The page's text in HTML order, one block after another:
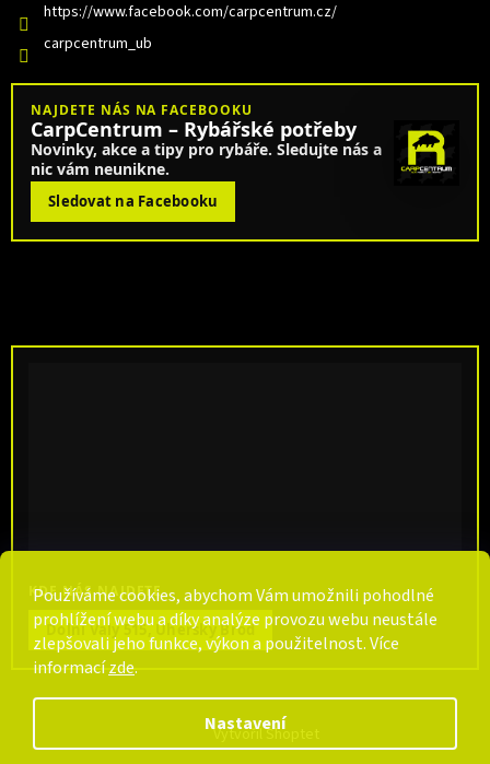
Používáme cookies, abychom Vám umožnili pohodlné
prohlížení webu a díky analýze provozu webu neustále
zlepšovali jeho funkce, výkon a použitelnost. Více
informacízde.
Nastavení
https://www.facebook.com/carpcentrum.cz/
carpcentrum_ub
NAJDETE NÁS NA FACEBOOKU
CarpCentrum – Rybářské potřeby
Novinky, akce a tipy pro rybáře. Sledujte nás a
nic vám neunikne.
Sledovat na Facebooku
KDE NÁS NAJDETE
Dolní Valy 515, Uherský Brod
Vytvořil Shoptet